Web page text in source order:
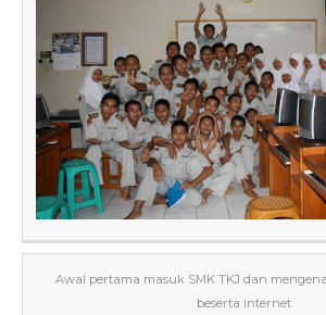
Awal pertama masuk SMK TKJ dan
beserta internet